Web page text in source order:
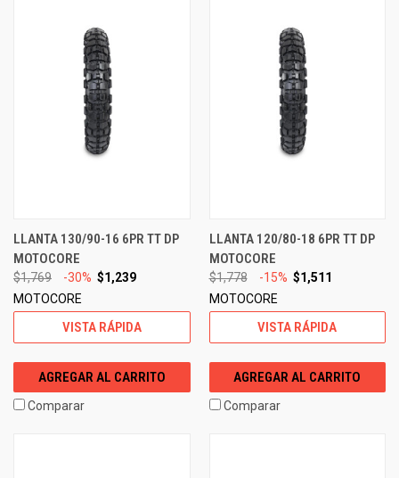
LLANTA 130/90-16 6PR TT DP
MOTOCORE
$1,769 -30% $1,239
MOTOCORE
VISTA RÁPIDA
AGREGAR AL CARRITO
Comparar
LLANTA 120/80-18 6PR TT DP
MOTOCORE
$1,778 -15% $1,511
MOTOCORE
VISTA RÁPIDA
AGREGAR AL CARRITO
Comparar